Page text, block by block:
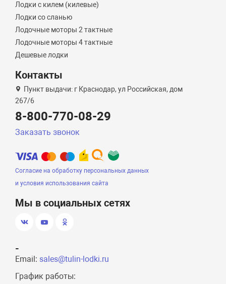
Лодки с килем (килевые)
Лодки со сланью
Лодочные моторы 2 тактные
Лодочные моторы 4 тактные
Дешевые лодки
Контакты
Пункт выдачи: г Краснодар, ул Российская, дом
267/6
8-800-770-08-29
Заказать звонок
Согласие на обработку персональных данных
и условия использования сайта
Мы в социальных сетях
-
Email: sales@tulin-lodki.ru
График работы: